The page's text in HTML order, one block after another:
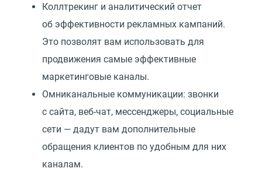
Коллтрекинг и аналитический отчет
об эффективности рекламных кампаний.
Это позволят вам использовать для
продвижения самые эффективные
маркетинговые каналы.
Омниканальные коммуникации: звонки
с сайта, веб-чат, мессенджеры, социальные
сети — дадут вам дополнительные
обращения клиентов по удобным для них
каналам.